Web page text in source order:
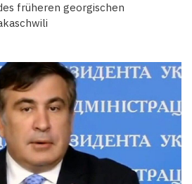
früheren georgischen